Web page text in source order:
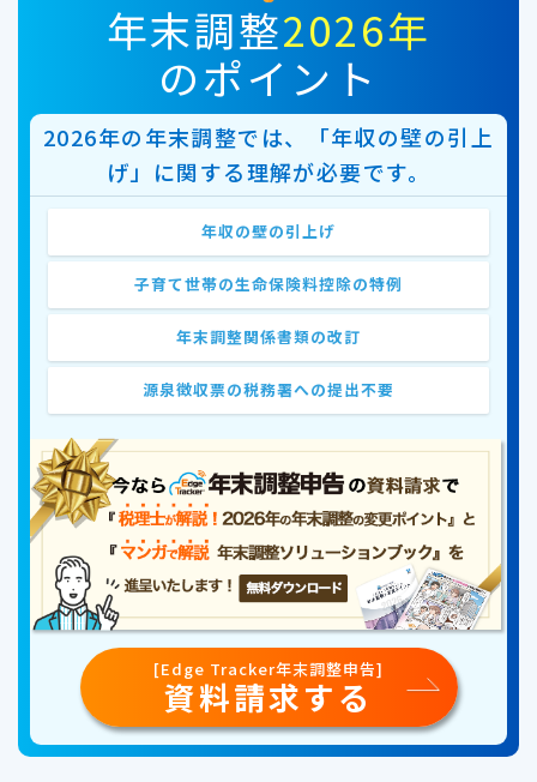
年末調整2026年
のポイント
2026年の年末調整では、「年収の壁の引上
げ」に関する理解が必要です。
年収の壁の引上げ
子育て世帯の生命保険料控除の特例
年末調整関係書類の改訂
源泉徴収票の税務署への提出不要
[Edge Tracker年末調整申告]
資料請求する